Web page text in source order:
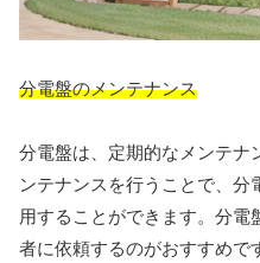
分電盤のメンテナンス
分電盤は、定期的なメンテナ
ンテナンスを行うことで、分
用することができます。分電
者に依頼するのがおすすめで